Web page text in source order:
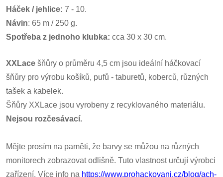
Háček / jehlice: 7 - 10.
Návin: 65 m / 250 g.
Spotřeba z jednoho klubka: cca 30 x 30 cm.
XXLace šňůry o průměru 4,5 cm jsou ideální háčkovací
šňůry pro výrobu košíků, pufů - taburetů, koberců, různých
tašek a kabelek.
Šňůry XXLace jsou vyrobeny z recyklovaného materiálu.
Nejsou rozčesávací.
Mějte prosím na paměti, že barvy se můžou na různých
monitorech zobrazovat odlišně. Tuto vlastnost určují výrobci
zařízení. Více info na https://www.prohackovani.cz/blog/ach-